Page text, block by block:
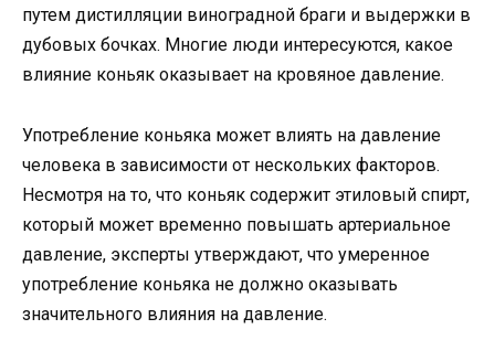
путем дистилляции виноградной браги и выдержки в
дубовых бочках. Многие люди интересуются, какое
влияние коньяк оказывает на кровяное давление.
Употребление коньяка может влиять на давление
человека в зависимости от нескольких факторов.
Несмотря на то, что коньяк содержит этиловый спирт,
который может временно повышать артериальное
давление, эксперты утверждают, что умеренное
употребление коньяка не должно оказывать
значительного влияния на давление.